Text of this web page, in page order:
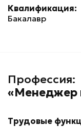
Квалификация:
Бакалавр
Профессия:
«Менеджер
Трудовые